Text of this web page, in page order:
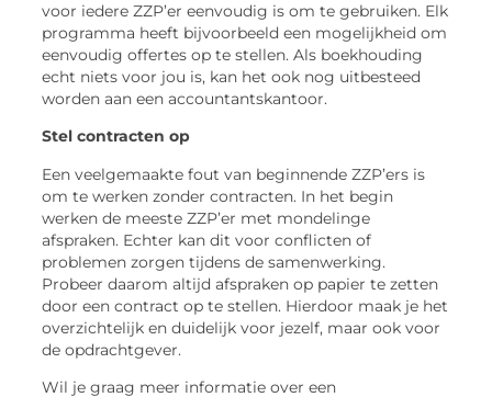
voor iedere ZZP’er eenvoudig is om te gebruiken. Elk
programma heeft bijvoorbeeld een mogelijkheid om
eenvoudig offertes op te stellen. Als boekhouding
echt niets voor jou is, kan het ook nog uitbesteed
worden aan een accountantskantoor.
Stel contracten op
Een veelgemaakte fout van beginnende ZZP’ers is
om te werken zonder contracten. In het begin
werken de meeste ZZP’er met mondelinge
afspraken. Echter kan dit voor conflicten of
problemen zorgen tijdens de samenwerking.
Probeer daarom altijd afspraken op papier te zetten
door een contract op te stellen. Hierdoor maak je het
overzichtelijk en duidelijk voor jezelf, maar ook voor
de opdrachtgever.
Wil je graag meer informatie over een